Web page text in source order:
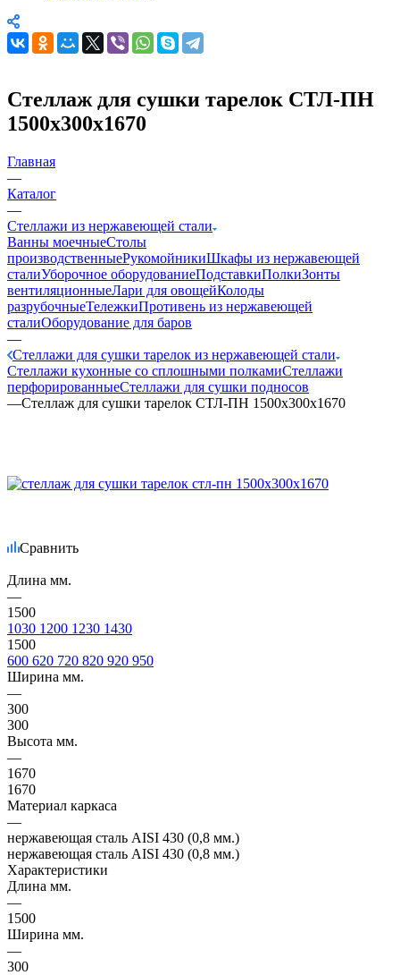
Стеллаж для сушки тарелок СТЛ-ПН
1500х300х1670
Главная
—
Каталог
—
Стеллажи из нержавеющей стали
Ванны моечныеСтолы
производственныеРукомойникиШкафы из нержавеющей
сталиУборочное оборудованиеПодставкиПолкиЗонты
вентиляционныеЛари для овощейКолоды
разрубочныеТележкиПротивень из нержавеющей
сталиОборудование для баров
—
Стеллажи для сушки тарелок из нержавеющей стали
Стеллажи кухонные со сплошными полкамиСтеллажи
перфорированныеСтеллажи для сушки подносов
—Стеллаж для сушки тарелок СТЛ-ПН 1500х300х1670
Сравнить
Длина мм.
—
1500
1030 1200 1230 1430
1500
600 620 720 820 920 950
Ширина мм.
—
300
300
Высота мм.
—
1670
1670
Материал каркаса
—
нержавеющая сталь AISI 430 (0,8 мм.)
нержавеющая сталь AISI 430 (0,8 мм.)
Характеристики
Длина мм.
—
1500
Ширина мм.
—
300